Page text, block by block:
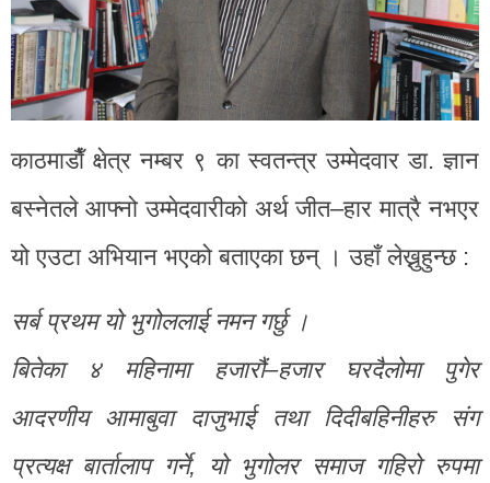
काठमाडाैँ क्षेत्र नम्बर ९ का स्वतन्त्र उम्मेदवार डा. ज्ञान
बस्नेतले आफ्नो उम्मेदवारीको अर्थ जीत–हार मात्रै नभएर
यो एउटा अभियान भएको बताएका छन् । उहाँ लेख्नुहुन्छ :
सर्ब प्रथम यो भुगोललाई नमन गर्छु ।
बितेका ४ महिनामा हजारौं–हजार घरदैलोमा पुगेर
आदरणीय आमाबुवा दाजुभाई तथा दिदीबहिनीहरु संग
प्रत्यक्ष बार्तालाप गर्ने, यो भुगोलर समाज गहिरो रुपमा